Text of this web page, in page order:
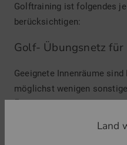
Golftraining ist folgendes
berücksichtigen:
Golf- Übungsnetz für
Geeignete Innenräume
möglichst wenigen
Land